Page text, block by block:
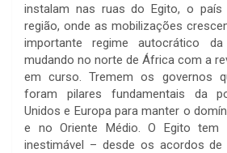
instalam nas ruas do Egito, o país
região, onde as mobilizações
importante regime autocrático
mudando no norte de África com a
em curso. Tremem os governos
foram pilares fundamentais da
Unidos e Europa para manter o
e no Oriente Médio. O Egito tem
inestimável – desde os acordos de